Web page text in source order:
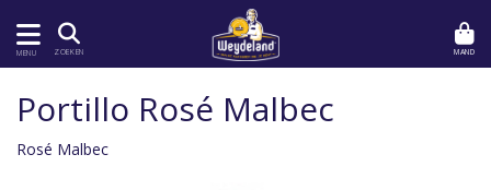
MENU ZOEKEN MAND
Portillo Rosé Malbec
Rosé Malbec